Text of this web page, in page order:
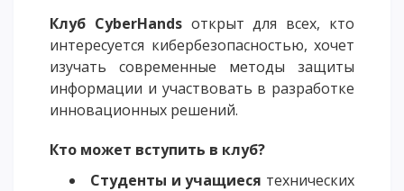
Клуб CyberHandsоткрыт для всех, кто
интересуется кибербезопасностью, хочет
изучать современные методы защиты
информации и участвовать в разработке
инновационных решений.
Кто может вступить в клуб?
Студенты и учащиеся технических